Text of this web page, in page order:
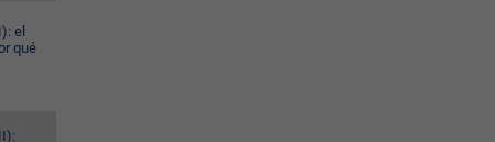
el
qué